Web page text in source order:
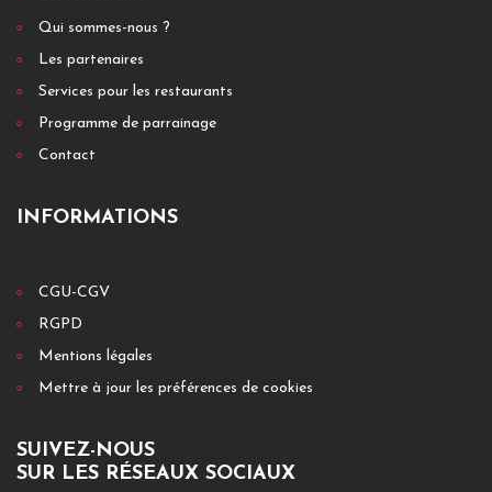
Crêperie les embruns
3 pl cloche pres de l'eglise 22520 Binic etables sur mer
Qui sommes-nous ?
Les partenaires
Services pour les restaurants
Programme de parrainage
Contact
INFORMATIONS
CGU-CGV
RGPD
Mentions légales
Mettre à jour les préférences de cookies
SUIVEZ-NOUS
SUR LES RÉSEAUX SOCIAUX